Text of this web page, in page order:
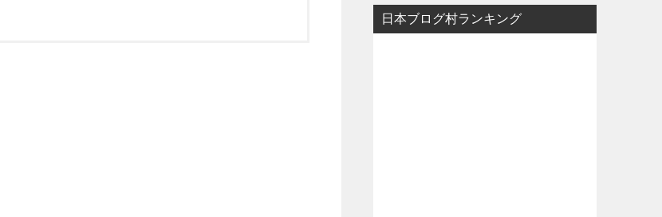
日本ブログ村ランキング